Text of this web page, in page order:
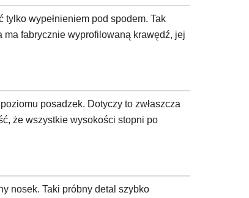
wypełnieniem pod spodem. Tak
fabrycznie wyprofilowaną krawędź, jej
posadzek. Dotyczy to zwłaszcza
że wszystkie wysokości stopni po
nosek. Taki próbny detal szybko